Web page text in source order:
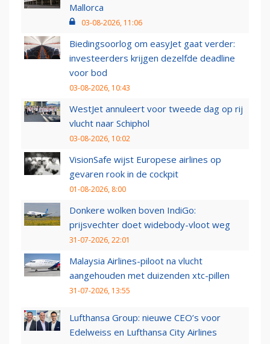
Mallorca
03-08-2026, 11:06
Biedingsoorlog om easyJet gaat verder:
investeerders krijgen dezelfde deadline
voor bod
03-08-2026, 10:43
WestJet annuleert voor tweede dag op rij
vlucht naar Schiphol
03-08-2026, 10:02
VisionSafe wijst Europese airlines op
gevaren rook in de cockpit
01-08-2026, 8:00
Donkere wolken boven IndiGo:
prijsvechter doet widebody-vloot weg
31-07-2026, 22:01
Malaysia Airlines-piloot na vlucht
aangehouden met duizenden xtc-pillen
31-07-2026, 13:55
Lufthansa Group: nieuwe CEO’s voor
Edelweiss en Lufthansa City Airlines